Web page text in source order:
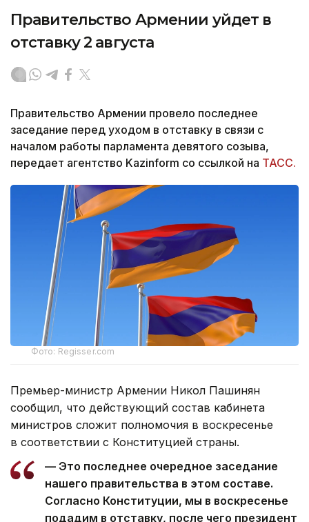
Правительство Армении уйдет в
отставку 2 августа
Правительство Армении провело последнее
заседание перед уходом в отставку в связи с
началом работы парламента девятого созыва,
передает агентство Kazinform со ссылкой на ТАСС.
Фото: Regisser.com
Премьер-министр Армении Никол Пашинян
сообщил, что действующий состав кабинета
министров сложит полномочия в воскресенье
в соответствии с Конституцией страны.
— Это последнее очередное заседание
нашего правительства в этом составе.
Согласно Конституции, мы в воскресенье
подадим в отставку, после чего президент